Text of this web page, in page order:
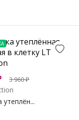
3 960₽
утеплён...